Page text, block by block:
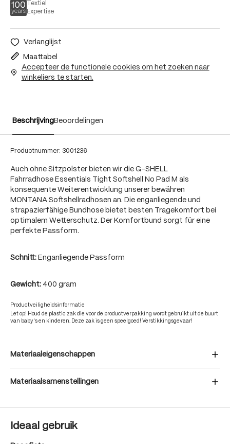
Textiel
Expertise
Verlanglijst
Maattabel
Accepteer de functionele cookies om het zoeken naar
winkeliers te starten.
BeschrijvingBeoordelingen
Productnummer: 3001236
Auch ohne Sitzpolster bieten wir die G-SHELL
Fahrradhose Essentials Tight Softshell No Pad M als
konsequente Weiterentwicklung unserer bewähren
MONTANA Softshellradhosen an. Die enganliegende und
strapazierfähige Bundhose bietet besten Tragekomfort bei
optimalem Wetterschutz. Der Komfortbund sorgt für eine
perfekte Passform.
Schnitt: Enganliegende Passform
Gewicht: 400 gram
Productveiligheidsinformatie
Let op! Houd de plastic zak die voor de productverpakking wordt gebruikt uit de buurt
van baby's en kinderen. Deze zak is geen speelgoed! Verstikkingsgevaar!
Materiaaleigenschappen
Materiaalsamenstellingen
Ideaal gebruik